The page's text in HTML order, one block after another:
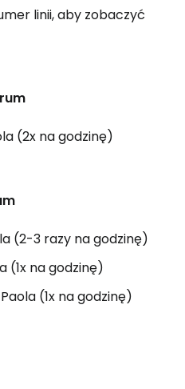
linii, aby zobaczyć
(2x na godzinę)
(2-3 razy na godzinę)
(1x na godzinę)
(1x na godzinę)